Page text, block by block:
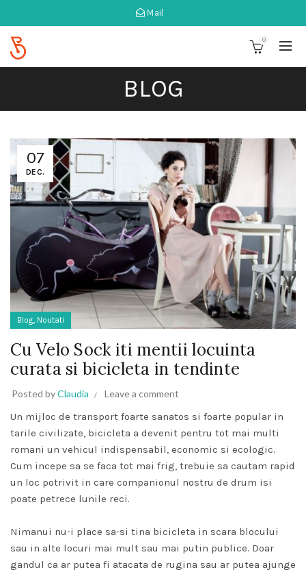
Mail
0
BLOG
07
DEC.
Blog, Noutati
Cu Velo Sock iti mentii locuinta
curata si bicicleta in tendinte
Posted byClaudia Leave a comment
Un mijloc de transport foarte sanatos si foarte popular in
tarile civilizate, bicicleta a devenit pentru tot mai multi
romani un vehicul indispensabil, economic si ecologic.
Cum incepe sa se faca tot mai frig, trebuie sa cautam rapid
un loc potrivit in care companionul nostru de drum isi
poate petrece lunile reci.
Nimanui nu-i place sa-si tina bicicleta in scara blocului
sau in alte locuri mai mult sau mai putin publice. Doar
gandul ca ar putea fi atacata de rugina sau ar putea ajunge